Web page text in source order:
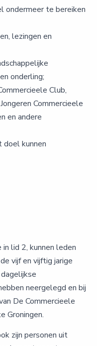
ondermeer te bereiken
lezingen en
onderling;
Club,
Commercieele
en andere
doel kunnen
lid 2, kunnen leden
vijf en vijftig jarige
neergelegd en bij
De Commercieele
Groningen.
zijn personen uit